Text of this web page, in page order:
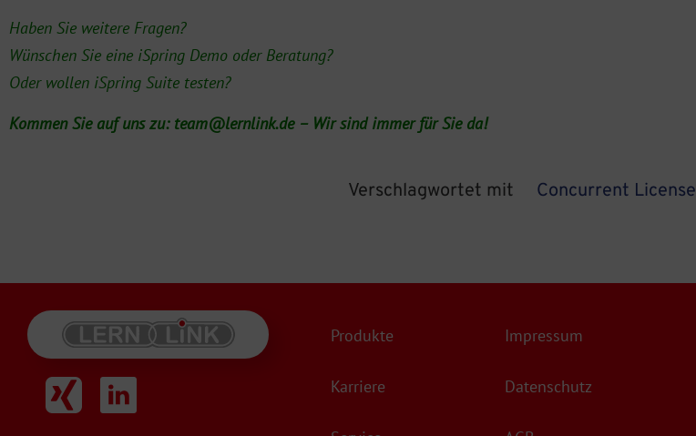
Haben Sie weitere Fragen?
Wünschen Sie eine iSpring Demo oder Beratung?
Oder wollen iSpring Suite testen?
Kommen Sie auf uns zu: team@lernlink.de– Wir sind immer für Sie da!
Verschlagwortet mit Concurrent License
Produkte
Karriere
Impressum
Datenschutz